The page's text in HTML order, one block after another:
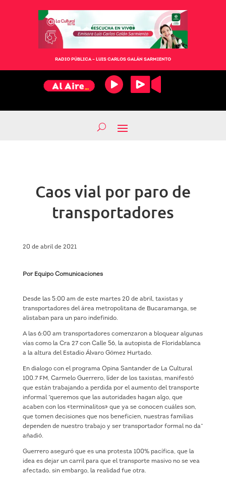
RADIO PÚBLICA – LUIS CARLOS GALÁN SARMIENTO
Caos vial por paro de
transportadores
20 de abril de 2021
Por Equipo Comunicaciones
Desde las 5:00 am de este martes 20 de abril, taxistas y
transportadores del área metropolitana de Bucaramanga, se
alistaban para un paro indefinido.
A las 6:00 am transportadores comenzaron a bloquear algunas
vías como la Cra 27 con Calle 56, la autopista de Floridablanca
a la altura del Estadio Álvaro Gómez Hurtado.
En dialogo con el programa Opina Santander de La Cultural
100.7 FM, Carmelo Guerrero, líder de los taxistas, manifestó
que están trabajando a perdida por el aumento del transporte
informal “queremos que las autoridades hagan algo, que
acaben con los «terminalitos» que ya se conocen cuáles son,
que tomen decisiones que nos beneficien, nuestras familias
dependen de nuestro trabajo y ser transportador formal no da”
añadió.
Guerrero aseguró que es una protesta 100% pacífica, que la
idea es dejar un carril para que el transporte masivo no se vea
afectado, sin embargo, la realidad fue otra.